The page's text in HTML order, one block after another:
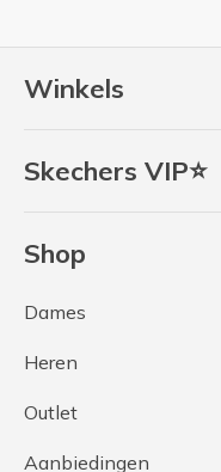
Winkels
Skechers VIP⭐
Shop
Dames
Heren
Outlet
Aanbiedingen